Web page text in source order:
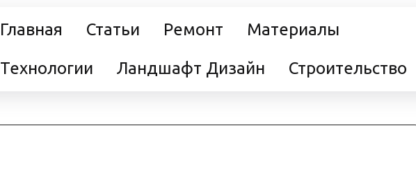
Главная Статьи Ремонт Материалы
Технологии Ландшафт Дизайн Строительство